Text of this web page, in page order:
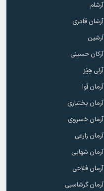
آرشام
آرشان قادری
آرشین
آرکان حسینی
آرلی هِیْز
آرمان آوا
آرمان بختیاری
آرمان خسروی
آرمان زارعی
آرمان شهابی
آرمان فلاحی
آرمان گرشاسبی